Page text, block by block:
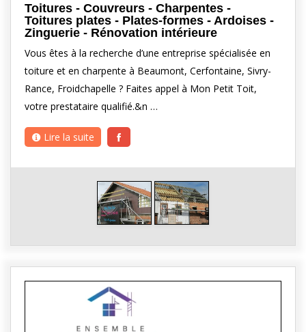
Toitures - Couvreurs - Charpentes -
Toitures plates - Plates-formes - Ardoises -
Zinguerie - Rénovation intérieure
Vous êtes à la recherche d’une entreprise spécialisée en
toiture et en charpente à Beaumont, Cerfontaine, Sivry-
Rance, Froidchapelle ? Faites appel à Mon Petit Toit,
votre prestataire qualifié.&n …
Lire la suite